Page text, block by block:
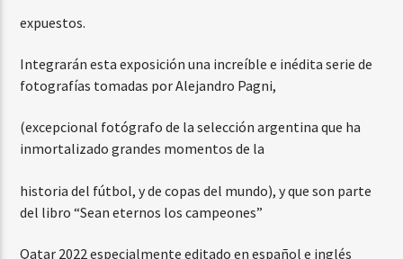
expuestos.
Integrarán esta exposición una increíble e inédita serie de
fotografías tomadas por Alejandro Pagni,
(excepcional fotógrafo de la selección argentina que ha
inmortalizado grandes momentos de la
historia del fútbol, y de copas del mundo), y que son parte
del libro “Sean eternos los campeones”
Qatar 2022 especialmente editado en español e inglés